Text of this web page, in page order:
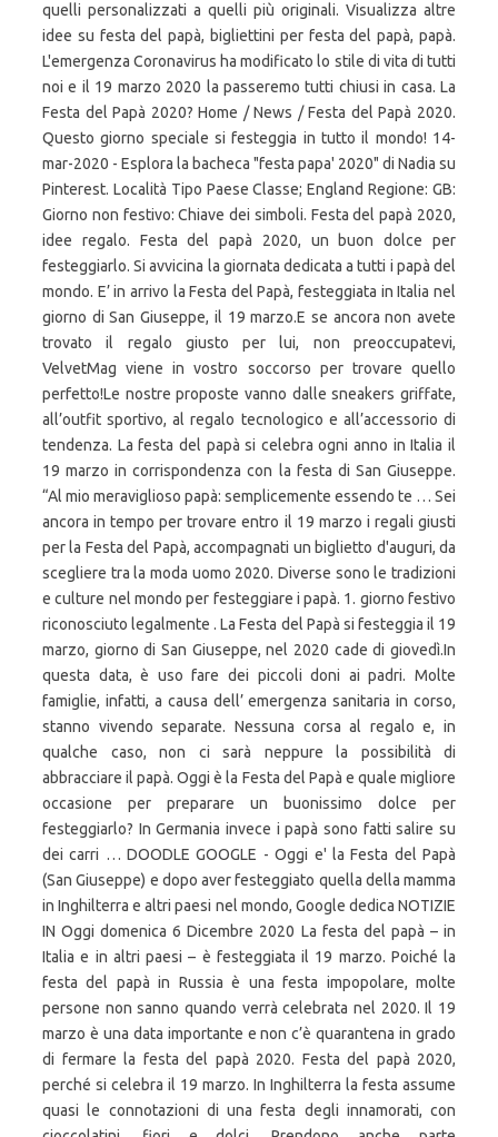
quelli personalizzati a quelli più originali. Visualizza altre
idee su festa del papà, bigliettini per festa del papà, papà.
L'emergenza Coronavirus ha modificato lo stile di vita di tutti
noi e il 19 marzo 2020 la passeremo tutti chiusi in casa. La
Festa del Papà 2020? Home / News / Festa del Papà 2020.
Questo giorno speciale si festeggia in tutto il mondo! 14-
mar-2020 - Esplora la bacheca "festa papa' 2020" di Nadia su
Pinterest. Località Tipo Paese Classe; England Regione: GB:
Giorno non festivo: Chiave dei simboli. Festa del papà 2020,
idee regalo. Festa del papà 2020, un buon dolce per
festeggiarlo. Si avvicina la giornata dedicata a tutti i papà del
mondo. E’ in arrivo la Festa del Papà, festeggiata in Italia nel
giorno di San Giuseppe, il 19 marzo.E se ancora non avete
trovato il regalo giusto per lui, non preoccupatevi,
VelvetMag viene in vostro soccorso per trovare quello
perfetto!Le nostre proposte vanno dalle sneakers griffate,
all’outfit sportivo, al regalo tecnologico e all’accessorio di
tendenza. La festa del papà si celebra ogni anno in Italia il
19 marzo in corrispondenza con la festa di San Giuseppe.
“Al mio meraviglioso papà: semplicemente essendo te … Sei
ancora in tempo per trovare entro il 19 marzo i regali giusti
per la Festa del Papà, accompagnati un biglietto d'auguri, da
scegliere tra la moda uomo 2020. Diverse sono le tradizioni
e culture nel mondo per festeggiare i papà. 1. giorno festivo
riconosciuto legalmente . La Festa del Papà si festeggia il 19
marzo, giorno di San Giuseppe, nel 2020 cade di giovedì.In
questa data, è uso fare dei piccoli doni ai padri. Molte
famiglie, infatti, a causa dell’ emergenza sanitaria in corso,
stanno vivendo separate. Nessuna corsa al regalo e, in
qualche caso, non ci sarà neppure la possibilità di
abbracciare il papà. Oggi è la Festa del Papà e quale migliore
occasione per preparare un buonissimo dolce per
festeggiarlo? In Germania invece i papà sono fatti salire su
dei carri … DOODLE GOOGLE - Oggi e' la Festa del Papà
(San Giuseppe) e dopo aver festeggiato quella della mamma
in Inghilterra e altri paesi nel mondo, Google dedica NOTIZIE
IN Oggi domenica 6 Dicembre 2020 La festa del papà – in
Italia e in altri paesi – è festeggiata il 19 marzo. Poiché la
festa del papà in Russia è una festa impopolare, molte
persone non sanno quando verrà celebrata nel 2020. Il 19
marzo è una data importante e non c’è quarantena in grado
di fermare la festa del papà 2020. Festa del papà 2020,
perché si celebra il 19 marzo. In Inghilterra la festa assume
quasi le connotazioni di una festa degli innamorati, con